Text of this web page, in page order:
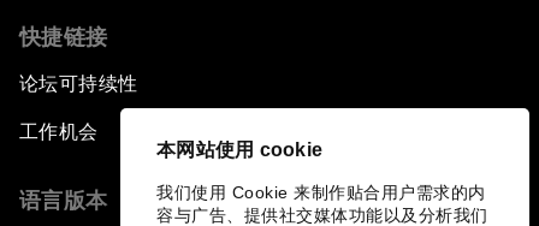
本网站使用 cookie
我们使用 Cookie 来制作贴合用户需求的内
容与广告、提供社交媒体功能以及分析我们
快捷链接
论坛可持续性
工作机会
语言版本